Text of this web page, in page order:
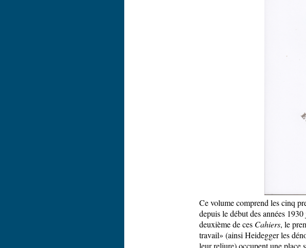
Ce volume comprend les cinq
depuis le début des années
deuxième de ces Cahiers, le
travail» (ainsi Heidegger les
leur reliure) occupent une place